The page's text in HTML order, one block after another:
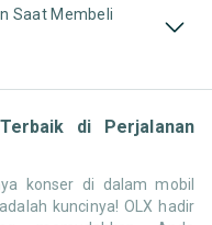
Saat Membeli
di Perjalanan
konser di dalam mobil
kuncinya! OLX hadir